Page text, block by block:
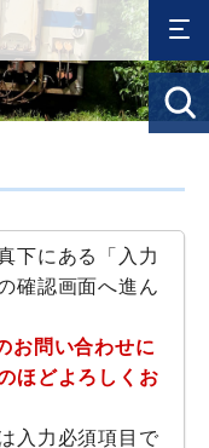
下にある「入力
確認画面へ進ん
お問い合わせに
ほどよろしくお
入力必須項目で